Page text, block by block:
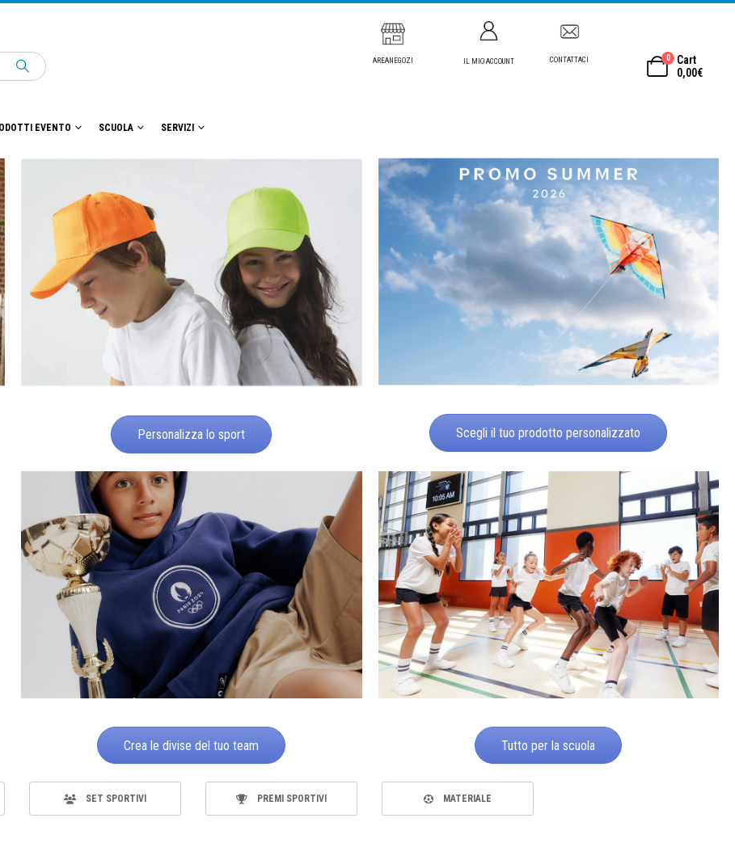
AREANEGOZI IL MIO ACCOUNT CONTATTACI 0
Cart
0,00€
EVENTO SCUOLA SERVIZI
Personalizza lo sport Scegli il tuo prodotto personalizzato
Crea le divise del tuo team Tutto per la scuola
SET SPORTIVI PREMI SPORTIVI MATERIALE